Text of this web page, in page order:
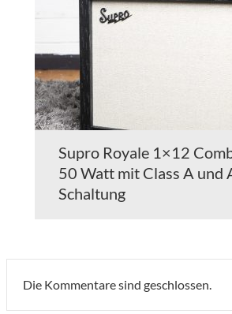
Supro Royale 1×12
50 Watt mit Class A und
Schaltung
Die Kommentare sind geschlossen.